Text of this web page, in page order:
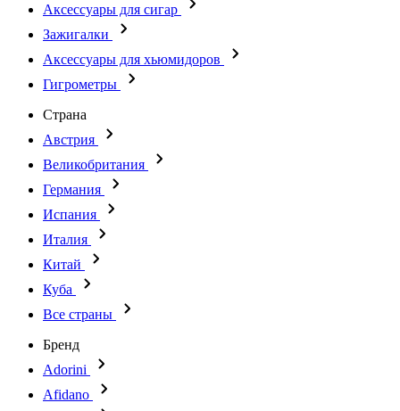
Аксессуары для сигар
Зажигалки
Аксессуары для хьюмидоров
Гигрометры
Страна
Австрия
Великобритания
Германия
Испания
Италия
Китай
Куба
Все страны
Бренд
Adorini
Afidano